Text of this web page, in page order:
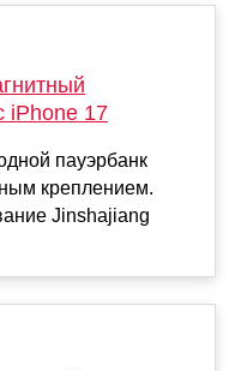
iPhone 17
пауэрбанк
креплением.
Jinshajiang